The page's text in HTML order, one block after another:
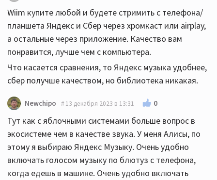
Wiim купите любой и будете стримить с телефона/
планшета Яндекс и Сбер через хромкаст или airplay,
а остальные через приложение. Качество вам
понравится, лучше чем с компьютера.
Что касается сравнения, то Яндекс музыка удобнее,
сбер получше качеством, но библиотека никакая.
Newchipo 13 декабря 2023 в 13:31 0
Тут как с яблочными системами больше вопрос в
экосистеме чем в качестве звука. У меня Алисы, по
этому я выбираю Яндекс Музыку. Очень удобно
включать голосом музыку по блютуз с телефона,
когда едешь в машине. Очень удобно включать